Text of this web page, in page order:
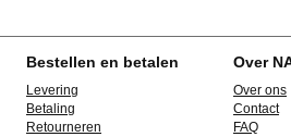
Bestellen en betalen
Levering
Betaling
Retourneren
Over
Over ons
Contact
FAQ